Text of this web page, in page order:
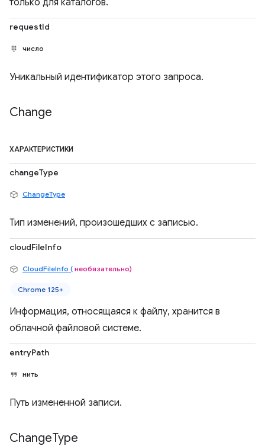
только для каталогов.
requestId
число
Уникальный идентификатор этого запроса.
Change
ХАРАКТЕРИСТИКИ
changeType
ChangeType
Тип изменений, произошедших с записью.
cloudFileInfo
CloudFileInfo ( необязательно)
Chrome 125+
Информация, относящаяся к файлу, хранится в
облачной файловой системе.
entryPath
нить
Путь измененной записи.
ChangeType